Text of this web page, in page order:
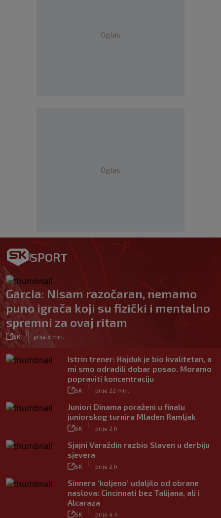
Oglas
Oglas
SPORT
Garcia: Nisam razočaran, nemamo
puno igrača koji su fizički i mentalno
spremni za ovaj ritam
SK
|
prije 3 min.
Istrin trener: Hajduk je bio kvalitetan, a
mi smo odradili dobar posao. Moramo
popraviti koncentraciju
SK
|
prije 22 min.
Juniori Dinama poraženi u finalu
juniorskog turnira Mladen Ramljak
SK
|
prije 2 h
Sjajni Varaždin razbio Slaven u derbiju
sjevera
SK
|
prije 2 h
Sinnera ‘koljeno’ udaljilo od obrane
naslova: Cincinnati bez Talijana, ali i
Alcaraza
SK
|
prije 4 h